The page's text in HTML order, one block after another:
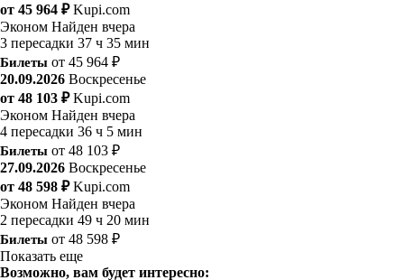
от 45 964 ₽ Kupi.com
Эконом Найден вчера
3 пересадки 37 ч 35 мин
Билеты от 45 964 ₽
20.09.2026 Воскресенье
от 48 103 ₽ Kupi.com
Эконом Найден вчера
4 пересадки 36 ч 5 мин
Билеты от 48 103 ₽
27.09.2026 Воскресенье
от 48 598 ₽ Kupi.com
Эконом Найден вчера
2 пересадки 49 ч 20 мин
Билеты от 48 598 ₽
Показать еще
Возможно, вам будет интересно: